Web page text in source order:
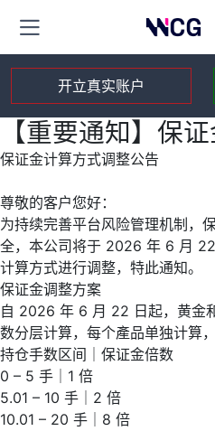
开立真实账户
【重要通知】保
保证金计算方式调整公告
尊敬的客户您好：
为持续完善平台风险管理机制，
全，本公司将于 2026 年 6 月 22
计算方式进行调整，特此通知。
保证金调整方案
自 2026 年 6 月 22 日起，黄金
数分层计算，每个產品单独计算，
持仓手数区间｜保证金倍数
0 – 5 手｜ 1 倍
5.01 – 10 手｜ 2 倍
10.01 – 20 手｜ 8 倍